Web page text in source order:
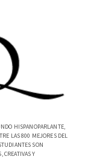
HISPANOPARLANTE,
LAS 800 MEJORES DEL
SON
CREATIVAS Y